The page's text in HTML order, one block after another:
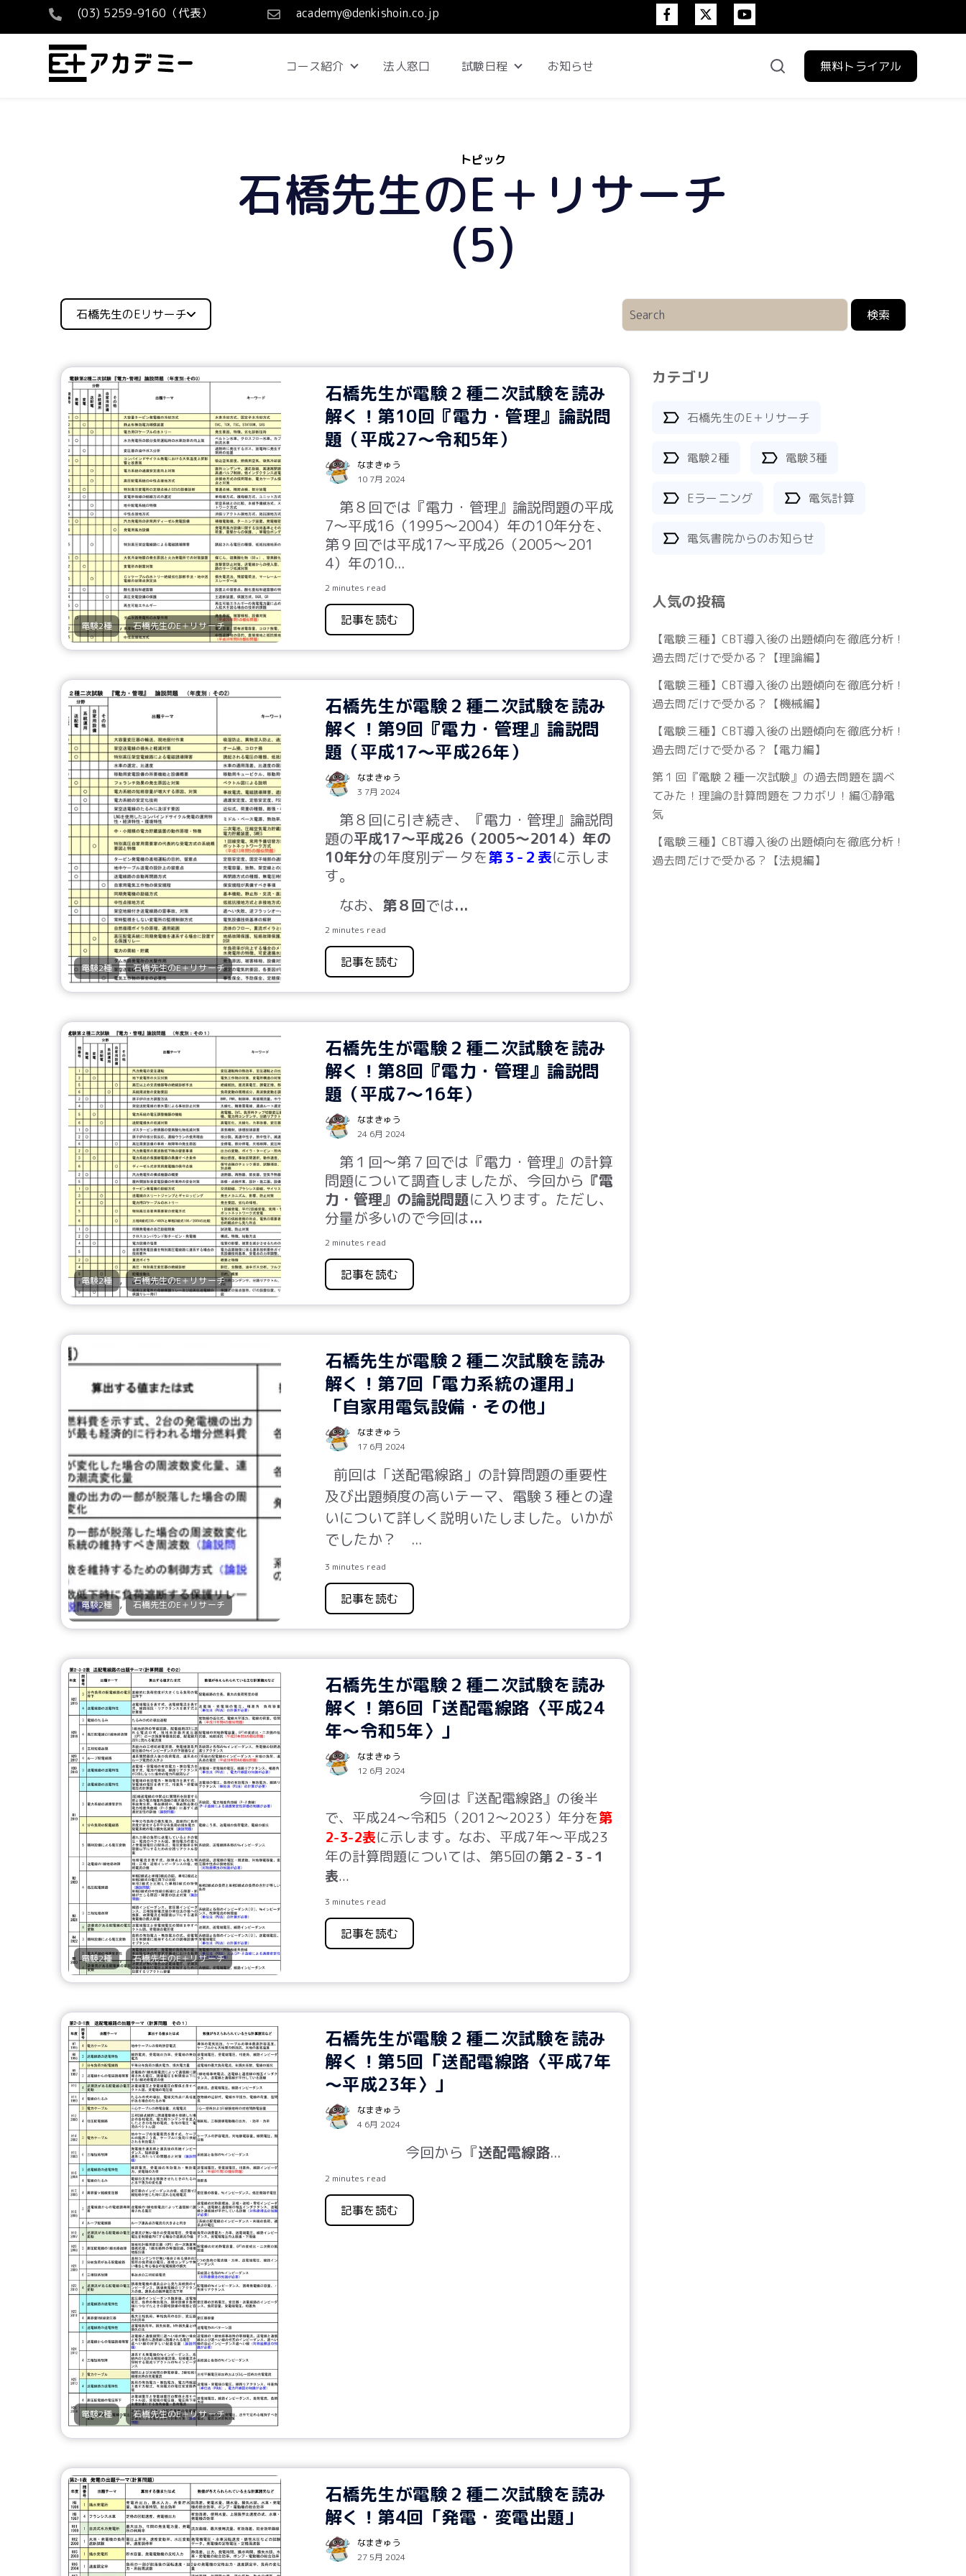
(03) 5259-9160（代表） academy@denkishoin.co.jp
コース紹介 Show submenu for コース紹介
法人窓口 試験日程 Show submenu for 試験日程
お知らせ 無料トライアル
トピック
石橋先生のE＋リサーチ
(5)
石橋先生のeリサーチ 検索
カテゴリ
石橋先生のE＋リサーチ
電験2種 電験3種
Eラーニング 電気計算
電気書院からのお知らせ
人気の投稿
【電験三種】CBT導入後の出題傾向を徹底分析！
過去問だけで受かる？【理論編】
【電験三種】CBT導入後の出題傾向を徹底分析！
過去問だけで受かる？【機械編】
【電験三種】CBT導入後の出題傾向を徹底分析！
過去問だけで受かる？【電力編】
第１回『電験２種一次試験』の過去問題を調べ
てみた！理論の計算問題をフカボリ！編①静電
気
【電験三種】CBT導入後の出題傾向を徹底分析！
過去問だけで受かる？【法規編】
電験2種 , 石橋先生のE＋リサーチ
石橋先生が電験２種二次試験を読み
解く！第10回『電力・管理』論説問
題（平成27～令和5年）
なまきゅう
10 7月 2024
第８回では『電力・管理』論説問題の平成
7～平成16 （1995～2004）年の10年分を、
第９ 回では平成17～平成26（2005～201
4）年の10...
2 minutes read
記事を読む
電験2種 , 石橋先生のE＋リサーチ
石橋先生が電験２種二次試験を読み
解く！第9回『電力・管理』論説問
題（平成17～平成26年）
なまきゅう
3 7月 2024
第８ 回に引き続き、『電力・管理』論説問
題の平成17～平成26（2005～2014）年の
10年分の年度別データを第３-２表に示しま
す。
なお、 第８回では...
2 minutes read
記事を読む
電験2種 , 石橋先生のE＋リサーチ
石橋先生が電験２種二次試験を読み
解く！第8回『電力・管理』論説問
題（平成7～16年）
なまきゅう
24 6月 2024
第 １ 回～第 ７ 回では『電力・管理』の計算
問題について調査しましたが、今回から 『電
力・管理』の論説問題に入ります。ただし、
分量が多いので今回は...
2 minutes read
記事を読む
電験2種 , 石橋先生のE＋リサーチ
石橋先生が電験２種二次試験を読み
解く！第7回「電力系統の運用」
「自家用電気設備・その他」
なまきゅう
17 6月 2024
前回は「送配電線路」の計算問題の重要性
及び出題頻度の高いテーマ、電験３種との違
いについて詳しく説明いたしました。いかが
でしたか？ ...
3 minutes read
記事を読む
電験2種 , 石橋先生のE＋リサーチ
石橋先生が電験２種二次試験を読み
解く！第6回「送配電線路〈平成24
年～令和5年〉」
なまきゅう
12 6月 2024
今回は『送配電線路』の後半
で、平成24～令和5（2012～2023）年分を第
2-3-2表に示します。なお、平成7年～平成23
年の計算問題については、第5回の第２-３-１
表...
3 minutes read
記事を読む
電験2種 , 石橋先生のE＋リサーチ
石橋先生が電験２種二次試験を読み
解く！第5回「送配電線路〈平成7年
～平成23年〉」
なまきゅう
4 6月 2024
今回から『送配電線路...
2 minutes read
記事を読む
石橋先生が電験２種二次試験を読み
解く！第4回「発電・変電出題」
なまきゅう
27 5月 2024